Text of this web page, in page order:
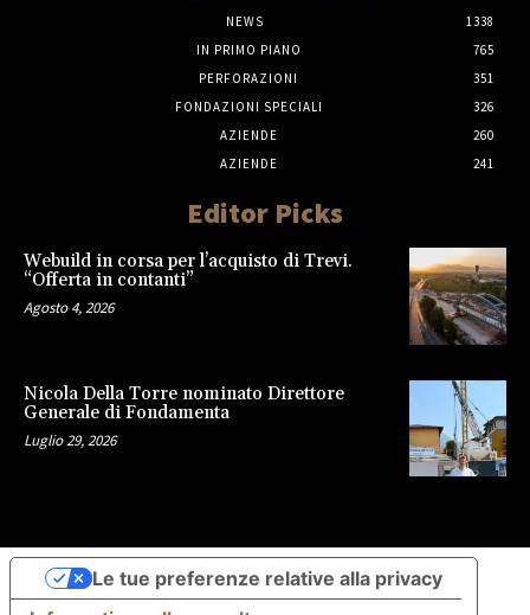
NEWS
1338
IN PRIMO PIANO
765
PERFORAZIONI
351
FONDAZIONI SPECIALI
326
AZIENDE
260
AZIENDE
241
Editor Picks
Webuild in corsa per l’acquisto di Trevi.
“Offerta in contanti”
Agosto 4, 2026
Nicola Della Torre nominato Direttore
Generale di Fondamenta
Luglio 29, 2026
Le tue preferenze relative alla privacy